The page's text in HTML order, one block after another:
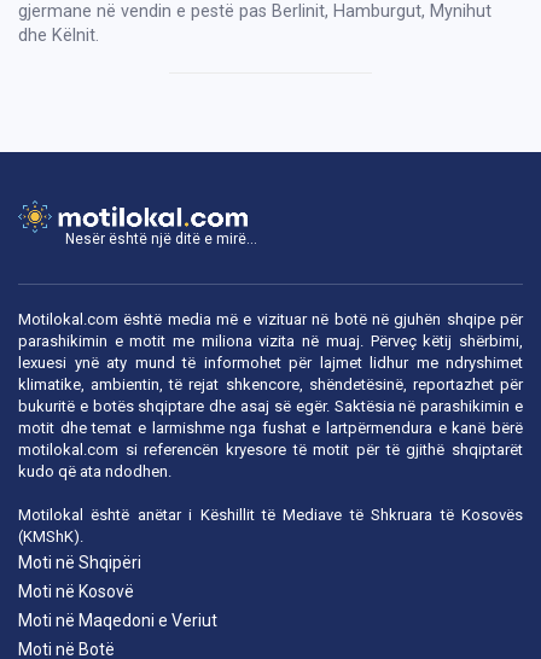
gjermane në vendin e pestë pas Berlinit, Hamburgut, Mynihut
dhe Këlnit.
Nesër është një ditë e mirë...
Motilokal.com është media më e vizituar në botë në gjuhën shqipe për
parashikimin e motit me miliona vizita në muaj. Përveç këtij shërbimi,
lexuesi ynë aty mund të informohet për lajmet lidhur me ndryshimet
klimatike, ambientin, të rejat shkencore, shëndetësinë, reportazhet për
bukuritë e botës shqiptare dhe asaj së egër. Saktësia në parashikimin e
motit dhe temat e larmishme nga fushat e lartpërmendura e kanë bërë
motilokal.com si referencën kryesore të motit për të gjithë shqiptarët
kudo që ata ndodhen.
Motilokal është anëtar i Këshillit të Mediave të Shkruara të Kosovës
(KMShK).
Moti në Shqipëri
Moti në Kosovë
Moti në Maqedoni e Veriut
Moti në Botë